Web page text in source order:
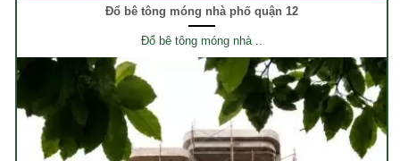
Đổ bê tông móng nhà phố quận 12
Đổ bê tông móng nhà ..